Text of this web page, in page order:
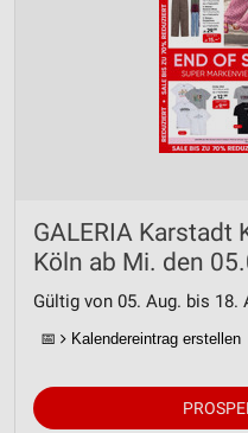
GALERIA
Köln ab Mi. den
Gültig von 05. Aug. bis 18.
📅 Kalendereintrag erstellen